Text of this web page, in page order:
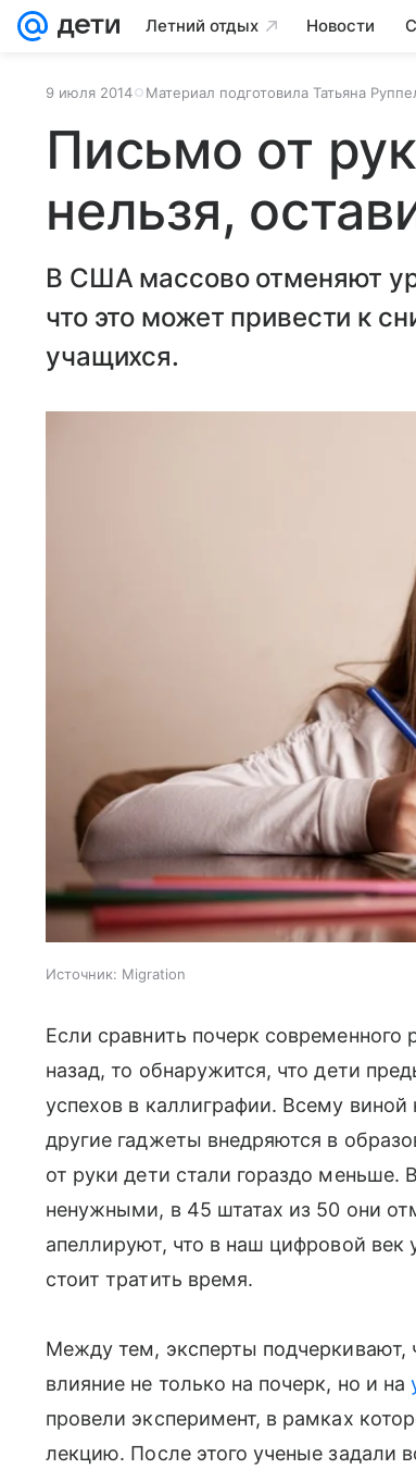
Летний отдых Новости
9 июля 2014 Материал подготовила Татьяна
Письмо от
нельзя,
В США массово отменяют
что это может привести к
учащихся.
Источник: Migration
Если сравнить почерк современного
назад, то обнаружится, что дети
успехов в каллиграфии. Всему
другие гаджеты внедряются в
от руки дети стали гораздо
ненужными, в 45 штатах из 50 они
апеллируют, что в наш цифровой век
стоит тратить время.
Между тем, эксперты подчеркивают,
влияние не только на почерк, но и на
провели эксперимент, в рамках
лекцию. После этого ученые задали